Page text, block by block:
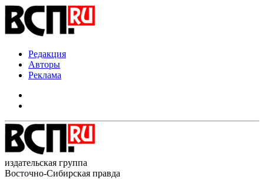
Редакция
Авторы
Реклама
издательская группа
Восточно-Сибирская правда